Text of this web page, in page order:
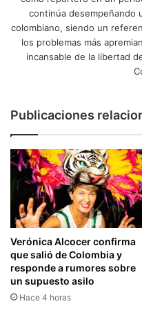
continúa desempeñando
colombiano, siendo un
los problemas más
incansable de la libertad
Publicaciones
Verónica Alcocer confirma
que salió de Colombia y
responde a rumores sobre
un supuesto asilo
Hace 4 horas